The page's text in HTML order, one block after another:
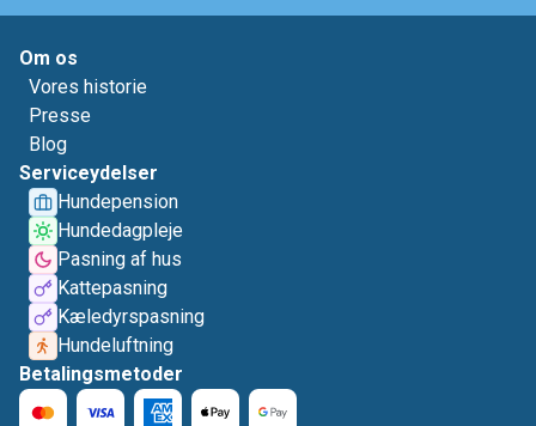
Om os
Vores historie
Presse
Blog
Serviceydelser
Hundepension
Hundedagpleje
Pasning af hus
Kattepasning
Kæledyrspasning
Hundeluftning
Betalingsmetoder